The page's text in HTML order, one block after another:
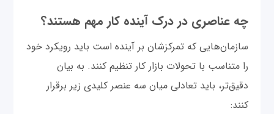
چه عناصری در درک آینده کار مهم هستند؟
سازمان‌هایی که تمرکزشان بر آینده است باید رویکرد خود
را متناسب با تحولات بازار کار تنظیم کنند. به بیان
دقیق‌تر، باید تعادلی میان سه عنصر کلیدی زیر برقرار
کنند: